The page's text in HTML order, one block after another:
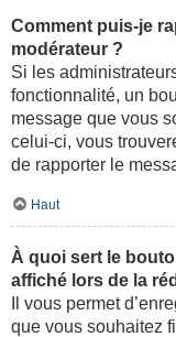
Comment puis-je
modérateur ?
Si les
fonctionnalité, un
message que vous
celui-ci, vous
de rapporter le
Haut
À quoi sert le
affiché lors de la
Il vous permet
que vous souhaitez